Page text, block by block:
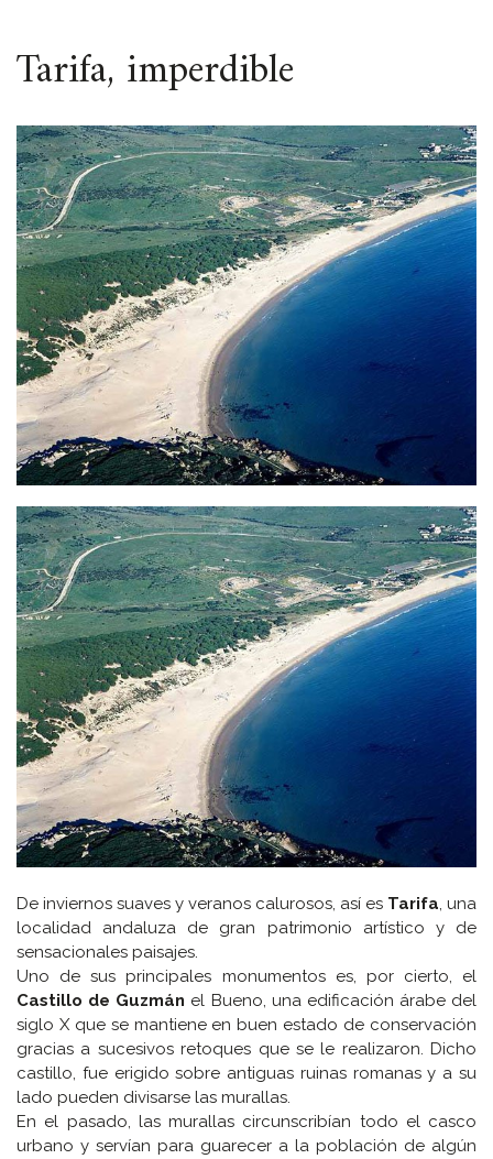
ESPACIO
Tarifa, imperdible
De inviernos suaves y veranos calurosos, así es Tarifa, una
localidad andaluza de gran patrimonio artístico y de
sensacionales paisajes.
Uno de sus principales monumentos es, por cierto, el
Castillo de Guzmán el Bueno, una edificación árabe del
siglo X que se mantiene en buen estado de conservación
gracias a sucesivos retoques que se le realizaron. Dicho
castillo, fue erigido sobre antiguas ruinas romanas y a su
lado pueden divisarse las murallas.
En el pasado, las murallas circunscribían todo el casco
urbano y servían para guarecer a la población de algún